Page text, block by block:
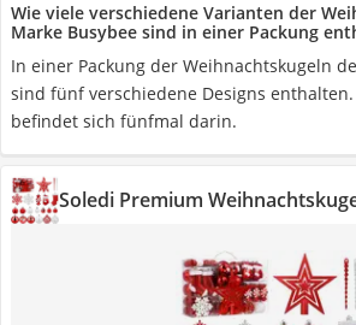
Wie viele verschiedene Varianten der
Marke Busybee sind in einer Packung
In einer Packung der Weihnachtskugeln
sind fünf verschiedene Designs enthalten.
befindet sich fünfmal darin.
Soledi Premium